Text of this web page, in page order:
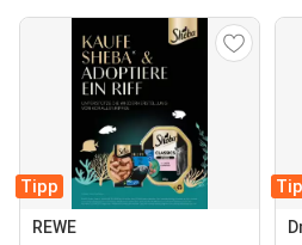
Tipp
REWE